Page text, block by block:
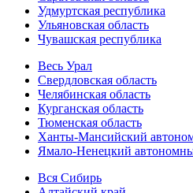
Удмуртская республика
Ульяновская область
Чувашская республика
Весь Урал
Свердловская область
Челябинская область
Курганская область
Тюменская область
Ханты-Мансийский
Ямало-Ненецкий
Вся Сибирь